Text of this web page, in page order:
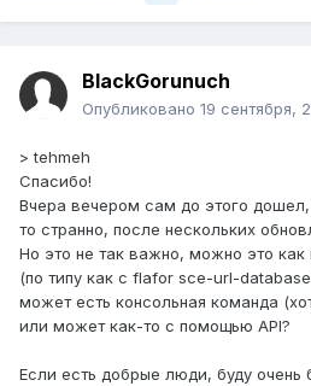
BlackGorunuch
Опубликовано 19 сентября,
> tehmeh
Спасибо!
Вчера вечером сам до этого
то странно, после нескольких
Но это не так важно, можно это как
(по типу как с flafor sce-url-
может есть консольная команда
или может как-то с помощью API?
Если есть добрые люди, буду очень